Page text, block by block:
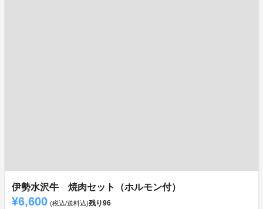
伊勢水沢牛 焼肉セット（ホルモン付）
¥6,600 (税込/送料込)残り96